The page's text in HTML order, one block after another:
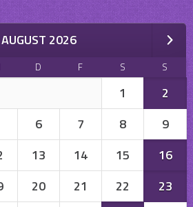
AUGUST 2026
D F S S
1
2
6 7 8
9
13 14 15
16
20 21 22
23